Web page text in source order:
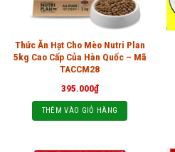
Thức Ăn Hạt Cho Mèo Nutri Plan
5kg Cao Cấp Của Hàn Quốc – Mã
TACCM28
395.000₫
THÊM VÀO GIỎ HÀNG